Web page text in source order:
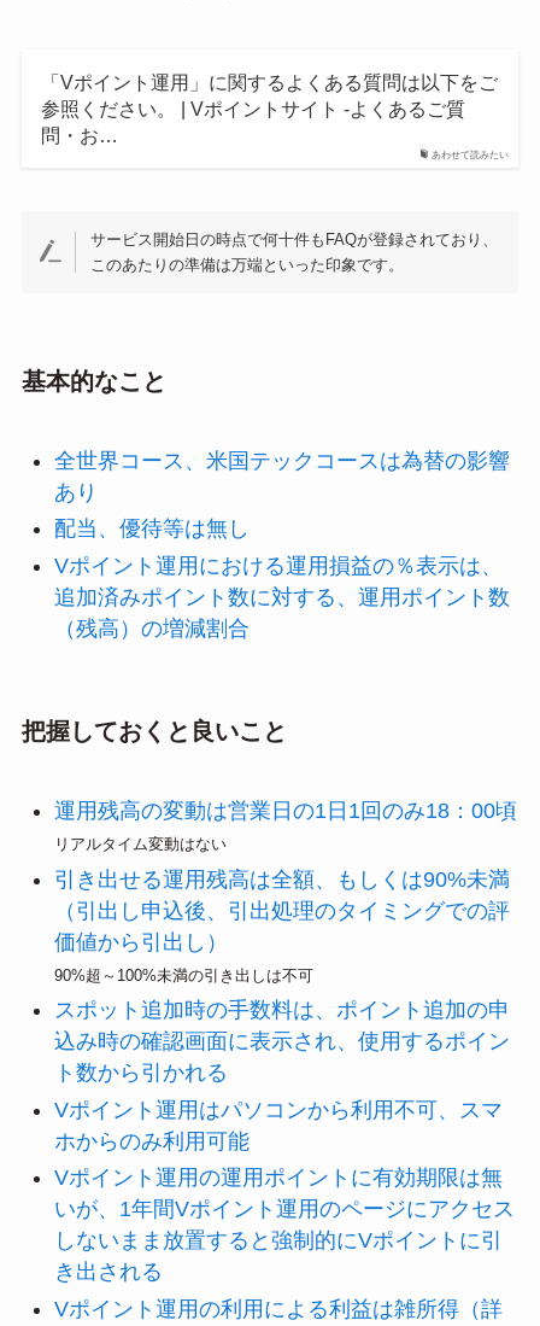
あわせて読みたい
「Vポイント運用」に関するよくある質問は以下をご
参照ください。 | Vポイントサイト -よくあるご質
問・お…
サービス開始日の時点で何十件もFAQが登録されており、
このあたりの準備は万端といった印象です。
基本的なこと
全世界コース、米国テックコースは為替の影響
あり
配当、優待等は無し
Vポイント運用における運用損益の％表示は、
追加済みポイント数に対する、運用ポイント数
（残高）の増減割合
把握しておくと良いこと
運用残高の変動は営業日の1日1回のみ18：00頃
リアルタイム変動はない
引き出せる運用残高は全額、もしくは90%未満
（引出し申込後、引出処理のタイミングでの評
価値から引出し）
90%超～100%未満の引き出しは不可
スポット追加時の手数料は、ポイント追加の申
込み時の確認画面に表示され、使用するポイン
ト数から引かれる
Vポイント運用はパソコンから利用不可、スマ
ホからのみ利用可能
Vポイント運用の運用ポイントに有効期限は無
いが、1年間Vポイント運用のページにアクセス
しないまま放置すると強制的にVポイントに引
き出される
Vポイント運用の利用による利益は雑所得（詳